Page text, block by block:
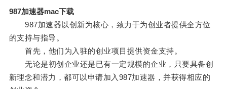
987加速器mac下载
987加速器以创新为核心，致力于为创业者提供全方位
的支持与指导。
首先，他们为入驻的创业项目提供资金支持。
无论是初创企业还是已有一定规模的企业，只要具备创
新理念和潜力，都可以申请加入987加速器，并获得相应的